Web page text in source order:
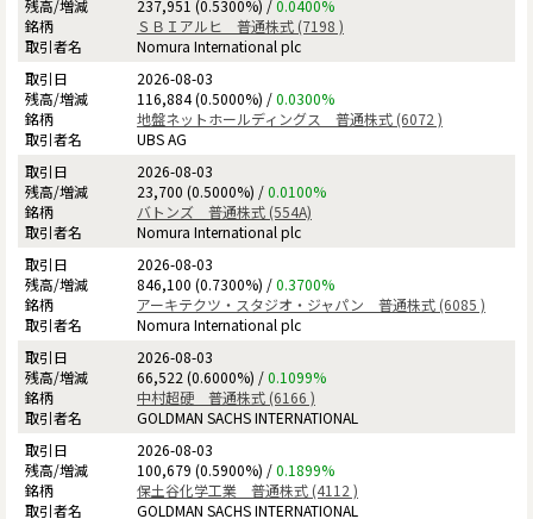
237,951 (0.5300%) /0.0400%
ＳＢＩアルヒ 普通株式 (7198 )
Nomura International plc
2026-08-03
116,884 (0.5000%) /0.0300%
地盤ネットホールディングス 普通株式 (6072 )
UBS AG
2026-08-03
23,700 (0.5000%) /0.0100%
バトンズ 普通株式 (554A)
Nomura International plc
2026-08-03
846,100 (0.7300%) /0.3700%
アーキテクツ・スタジオ・ジャパン 普通株式 (6085 )
Nomura International plc
2026-08-03
66,522 (0.6000%) /0.1099%
中村超硬 普通株式 (6166 )
GOLDMAN SACHS INTERNATIONAL
2026-08-03
100,679 (0.5900%) /0.1899%
保土谷化学工業 普通株式 (4112 )
GOLDMAN SACHS INTERNATIONAL